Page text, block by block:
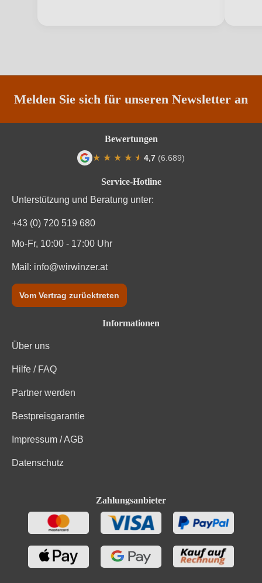
Melden Sie sich für unseren Newsletter an
Service-Hotline
Unterstützung und Beratung unter:
+43 (0) 720 519 680
Mo-Fr, 10:00 - 17:00 Uhr
Mail: info@wirwinzer.at
Vom Vertrag zurücktreten
Informationen
Über uns
Hilfe / FAQ
Partner werden
Bestpreisgarantie
Impressum / AGB
Datenschutz
Zahlungsanbieter
Bewertungen
★ ★ ★ ★ ★
★ 4,7 (6.689)